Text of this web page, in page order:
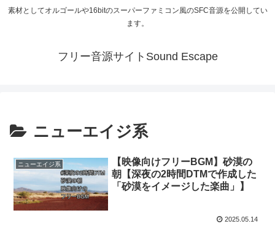
素材としてオルゴールや16bitのスーパーファミコン風のSFC音源を公開してい
ます。
フリー音源サイトSound Escape
ニューエイジ系
ニューエイジ系
【映像向けフリーBGM】砂漠の
朝【深夜の2時間DTMで作成した
「砂漠をイメージした楽曲」】
2025.05.14